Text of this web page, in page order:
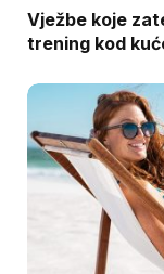
Vježbe koje
trening kod